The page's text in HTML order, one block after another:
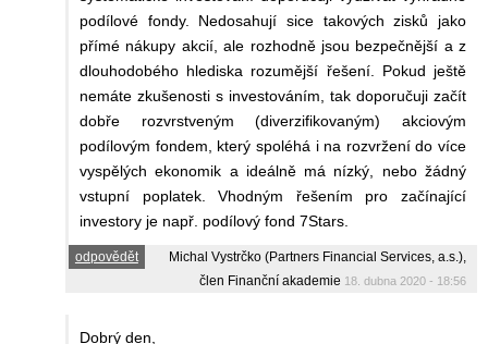
podílové fondy. Nedosahují sice takových zisků jako
přímé nákupy akcií, ale rozhodně jsou bezpečnější a z
dlouhodobého hlediska rozumější řešení. Pokud ještě
nemáte zkušenosti s investováním, tak doporučuji začít
dobře rozvrstveným (diverzifikovaným) akciovým
podílovým fondem, který spoléhá i na rozvržení do více
vyspělých ekonomik a ideálně má nízký, nebo žádný
vstupní poplatek. Vhodným řešením pro začínající
investory je např. podílový fond 7Stars.
odpovědět
Michal Vystrčko (Partners Financial Services, a.s.),
člen Finanční akademie 18. dubna 2020 - 18:56
Dobrý den,